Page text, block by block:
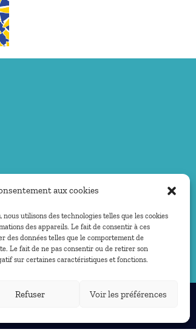
aux cookies
utilisons des technologies telles que les cookies
des appareils. Le fait de consentir à ces
des données telles que le comportement de
Le fait de ne pas consentir ou de retirer son
sur certaines caractéristiques et fonctions.
Refuser Voir les préférences